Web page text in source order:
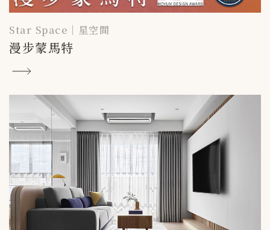
Star Space｜星空間
漫步蒙馬特